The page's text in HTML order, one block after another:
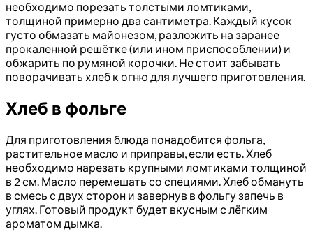
необходимо порезать толстыми ломтиками,
толщиной примерно два сантиметра. Каждый кусок
густо обмазать майонезом, разложить на заранее
прокаленной решётке (или ином приспособлении) и
обжарить по румяной корочки. Не стоит забывать
поворачивать хлеб к огню для лучшего приготовления.
Хлеб в фольге
Для приготовления блюда понадобится фольга,
растительное масло и приправы, если есть. Хлеб
необходимо нарезать крупными ломтиками толщиной
в 2 см. Масло перемешать со специями. Хлеб обмануть
в смесь с двух сторон и завернув в фольгу запечь в
углях. Готовый продукт будет вкусным с лёгким
ароматом дымка.